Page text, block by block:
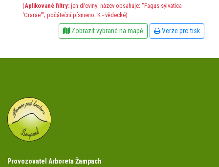
(Aplikované filtry: jen dřeviny; název obsahuje: "Fagus sylvatica
'Crarae'"; počáteční písmeno: K - vědecké)
Zobrazit vybrané na mapě Verze pro tisk
Provozovatel Arboreta Žampach